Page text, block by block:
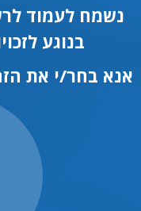
נשמח לעמוד
בנוגע
אנא בחר/י את